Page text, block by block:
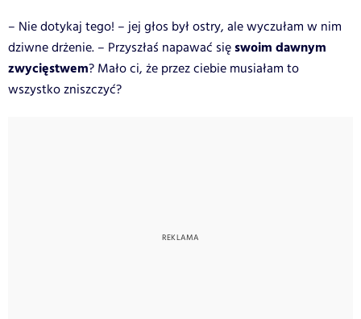
– Nie dotykaj tego! – jej głos był ostry, ale wyczułam w nim
dziwne drżenie. – Przyszłaś napawać sięswoim dawnym
zwycięstwem? Mało ci, że przez ciebie musiałam to
wszystko zniszczyć?